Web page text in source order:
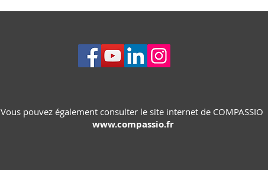
cèdres
Vous pouvez également consulter le site internet de COMPASSIO
www.compassio.fr